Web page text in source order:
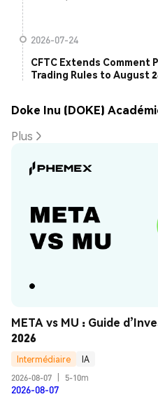
2026-07-24
CFTC Extends Comment
Trading Rules to August
Doke Inu (DOKE)
Plus
META vs MU : Guide
2026
Intermédiaire
IA
2026-08-07
5-10m
2026-08-07